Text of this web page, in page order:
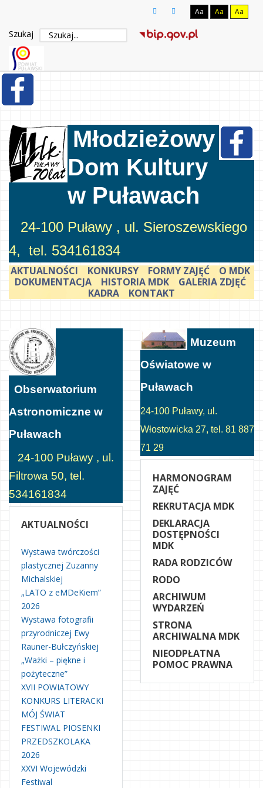
Aa Aa Aa
Szukaj
Młodzieżowy
Dom Kultury
w Puławach
24-100 Puławy , ul. Sieroszewskiego
4, tel. 534161834
AKTUALNOŚCI KONKURSY FORMY ZAJĘĆ
O MDK
DOKUMENTACJA
HISTORIA MDK
GALERIA ZDJĘĆ
KADRA
KONTAKT
Obserwatorium
Astronomiczne w
Puławach
24-100 Puławy , ul.
Filtrowa 50, tel.
534161834
AKTUALNOŚCI
Wystawa twórczości
plastycznej Zuzanny
Michalskiej
„LATO z eMDeKiem”
2026
Wystawa fotografii
przyrodniczej Ewy
Rauner-Bułczyńskiej
„Ważki – piękne i
pożyteczne”
XVII POWIATOWY
KONKURS LITERACKI
MÓJ ŚWIAT
FESTIWAL PIOSENKI
PRZEDSZKOLAKA
2026
XXVI Wojewódzki
Festiwal
Muzeum
Oświatowe w
Puławach
24-100 Puławy, ul.
Włostowicka 27, tel. 81 887
71 29
HARMONOGRAM
ZAJĘĆ
REKRUTACJA MDK
DEKLARACJA
DOSTĘPNOŚCI
MDK
RADA RODZICÓW
RODO
ARCHIWUM
WYDARZEŃ
STRONA
ARCHIWALNA MDK
NIEODPŁATNA
POMOC PRAWNA